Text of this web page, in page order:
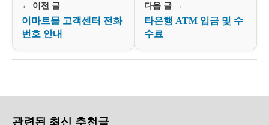
← 이전 글
이마트몰 고객센터 전화
번호 안내
다음 글 →
타은행 ATM 입금 및 수
수료
관련된 최신 추천글